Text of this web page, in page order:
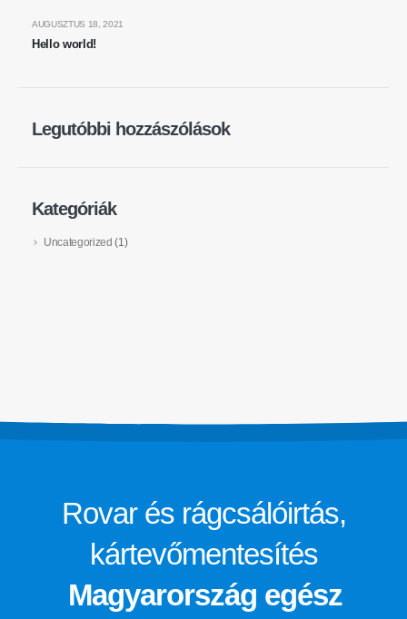
Hello world!
AUGUSZTUS 18, 2021
Legutóbbi hozzászólások
Kategóriák
Uncategorized (1)
Rovar és rágcsálóirtás,
kártevőmentesítés
Magyarország egész